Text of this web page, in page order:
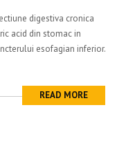
digestiva cronica
acid din stomac in
esofagian inferior.
READ MORE